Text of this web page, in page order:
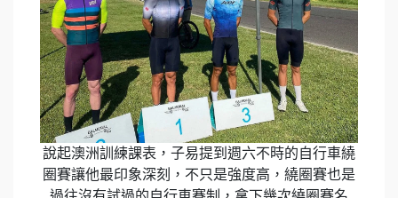
說起澳洲訓練課表，子易提到週六不時的自行車繞
圈賽讓他最印象深刻，不只是強度高，繞圈賽也是